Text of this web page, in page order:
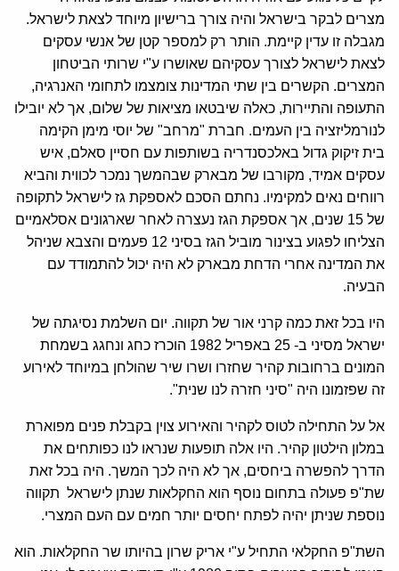
מצרים לבקר בישראל והיה צורך ברישיון מיוחד לצאת לישראל.
מגבלה זו עדין קיימת. הותר רק למספר קטן של אנשי עסקים
לצאת לישראל לצורך עסקיהם שאושרו ע"י שרותי הביטחון
המצרים. הקשרים בין שתי המדינות צומצמו לתחומי האנרגיה,
התעופה והתיירות, כאלה שיבטאו מציאות של שלום, אך לא יובילו
לנורמליזציה בין העמים. חברת "מרחב" של יוסי מימן הקימה
בית זיקוק גדול באלכסנדריה בשותפות עם חסיין סאלם, איש
עסקים אמיד, מקורבו של מבארק שבהמשך נמכר לכווית והביא
רווחים נאים למקימיו. נחתם הסכם לאספקת גז לישראל לתקופה
של 15 שנים, אך אספקת הגז נעצרה לאחר שארגונים אסלאמיים
הצליחו לפגוע בצינור מוביל הגז בסיני 12 פעמים והצבא שניהל
את המדינה אחרי הדחת מבארק לא היה יכול להתמודד עם
הבעיה.
היו בכל זאת כמה קרני אור של תקווה. יום השלמת נסיגתה של
ישראל מסיני ב- 25 באפריל 1982 הוכרז כחג ונחגג בשמחת
המונים ברחובות קהיר שחזרו ושרו שיר שהולחן במיוחד לאירוע
זה שפזמונו היה "סיני חזרה לנו שנית".
אל על התחילה לטוס לקהיר והאירוע צוין בקבלת פנים מפוארת
במלון הילטון קהיר. היו אלה תופעות שנראו לנו כפותחים את
הדרך להפשרה ביחסים, אך לא היה לכך המשך. היה בכל זאת
שת"פ פעולה בתחום נוסף הוא החקלאות שנתן לישראל תקווה
נוספת שניתן יהיה לפתח יחסים יותר חמים עם העם המצרי.
השת"פ החקלאי התחיל ע"י אריק שרון בהיותו שר החקלאות. הוא